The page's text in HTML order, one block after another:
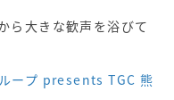
ら大きな歓声を浴びて
ループ presents TGC 熊